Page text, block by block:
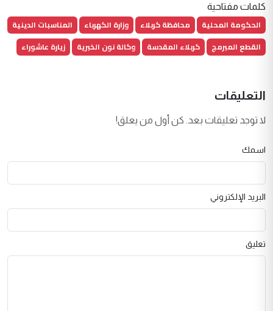
كلمات مفتاحية
الحكومة المحلية محافظة كربلاء وزارة الكهرباء
المناسبات الدينية
القطع المبرمج
كربلاء المقدسة وكالة نون الخبرية زيارة عاشوراء
التعليقات
لا توجد تعليقات بعد. كن أول من يعلق!
اسمك
البريد الإلكتروني
تعليق